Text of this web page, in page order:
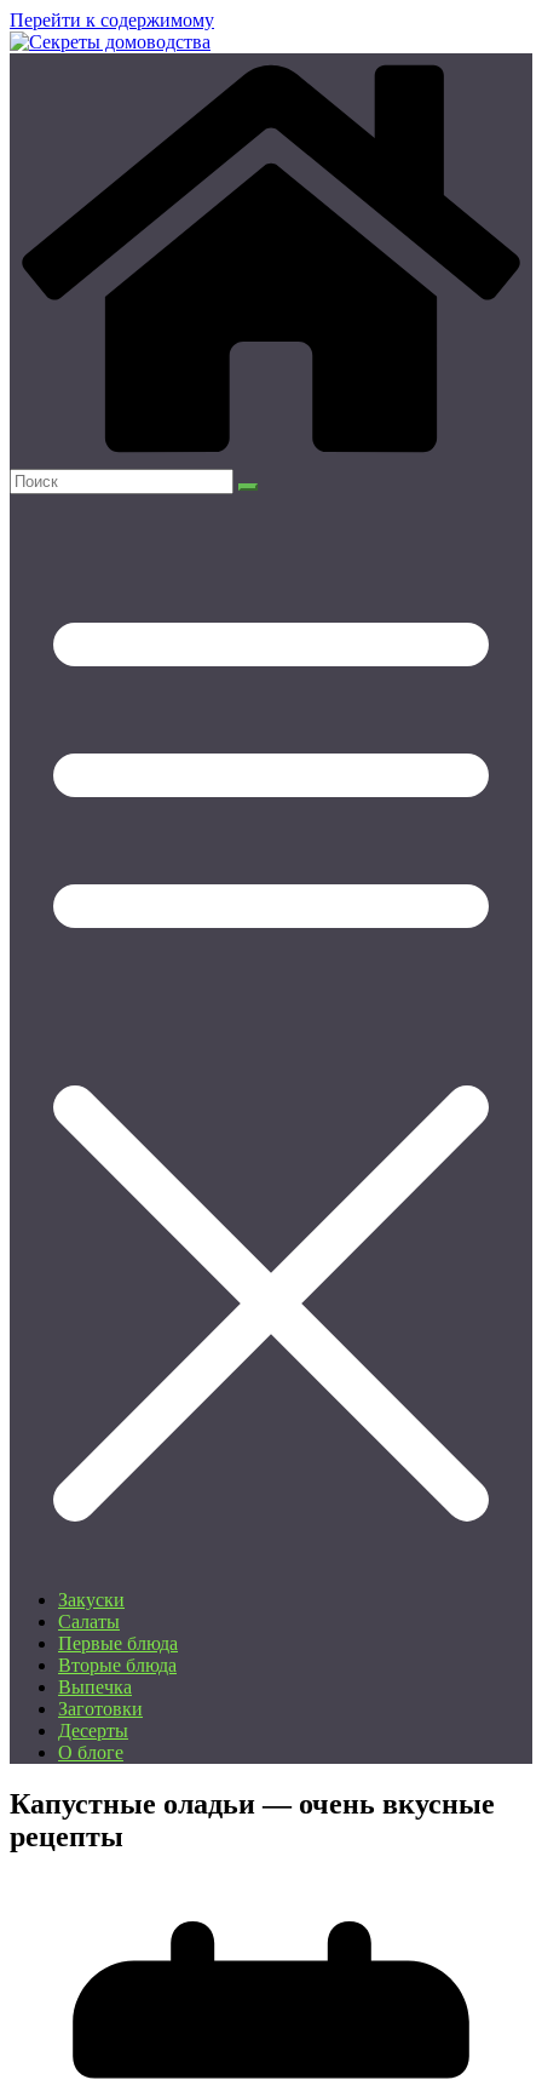
Перейти к содержимому
Закуски
Салаты
Первые блюда
Вторые блюда
Выпечка
Заготовки
Десерты
О блоге
Капустные оладьи — очень вкусные
рецепты